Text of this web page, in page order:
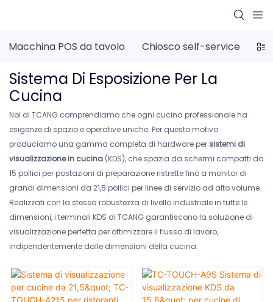
Macchina POS da tavolo Chiosco self-service
Sistema Di Esposizione Per La
Cucina
Noi di TCANG comprendiamo che ogni cucina professionale ha
esigenze di spazio e operative uniche. Per questo motivo
produciamo una gamma completa di hardware persistemi di
visualizzazione in cucina (KDS), che spazia da schermi compatti da
15 pollici per postazioni di preparazione ristrette fino a monitor di
grandi dimensioni da 21,5 pollici per linee di servizio ad alto volume.
Realizzati con la stessa robustezza di livello industriale in tutte le
dimensioni, i terminali KDS di TCANG garantiscono la soluzione di
visualizzazione perfetta per ottimizzare il flusso di lavoro,
indipendentemente dalle dimensioni della cucina.